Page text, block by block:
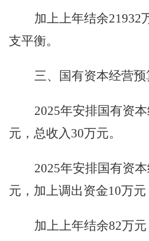
加上上年结余21932
支平衡。
三、国有资本经营预
2025年安排国有资
元，总收入30万元。
2025年安排国有资
元，加上调出资金10万元
加上上年结余82万